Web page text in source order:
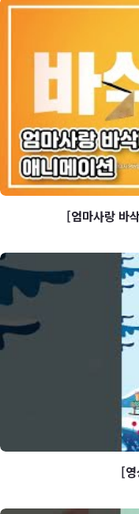
[영상공장]
[엄마사랑
[엄마사랑 바
[